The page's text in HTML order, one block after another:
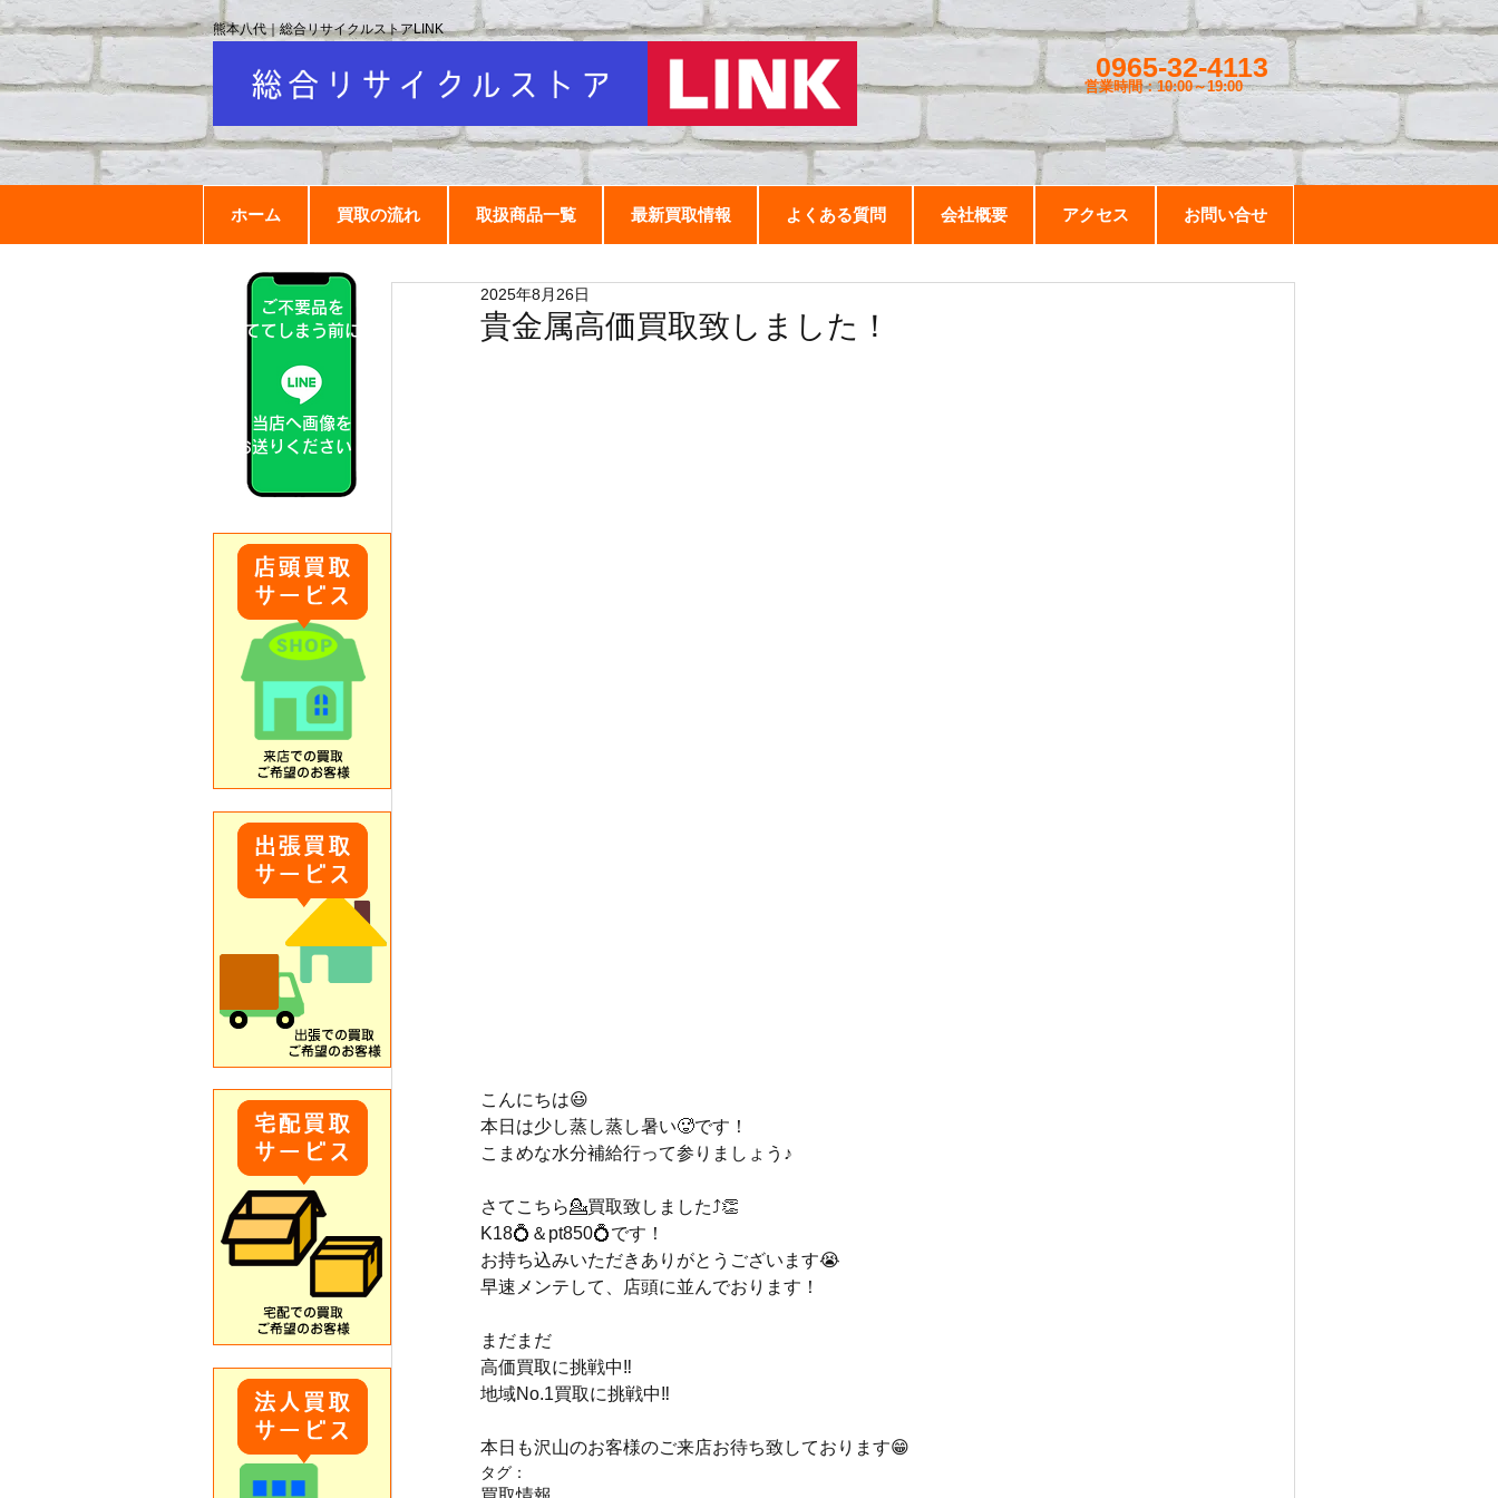
0965-32-4113
営業時間：10:00～19:00
ホーム 買取の流れ 取扱商品一覧 最新買取情報 よくある質問 会社概要 アクセス お問い合せ
熊本八代｜総合リサイクルストアLINK
貴金属高価買取致しました！
2025年8月26日
こんにちは😃
本日は少し蒸し蒸し暑い🥵です！
こまめな水分補給行って参りましょう♪
さてこちら💁買取致しました⤴️👏
K18💍＆pt850💍です！
お持ち込みいただきありがとうございます😭
早速メンテして、店頭に並んでおります！
まだまだ
高価買取に挑戦中‼️
地域No.1買取に挑戦中‼️
本日も沢山のお客様のご来店お待ち致しております😁
タグ：
ご不要品を
捨ててしまう前に！
当店へ画像を
お送りください！